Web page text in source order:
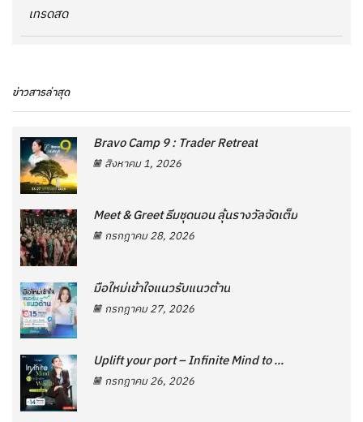
เทรดสด
ข่าวสารล่าสุด
Bravo Camp 9 : Trader Retreat
สิงหาคม 1, 2026
Meet & Greet ธีมชุดนอน ลุ้นรางวัลจัดเต็ม
กรกฎาคม 28, 2026
มือใหม่เข้าใจแนวรับแนวต้าน
กรกฎาคม 27, 2026
Uplift your port – Infinite Mind to ...
กรกฎาคม 26, 2026